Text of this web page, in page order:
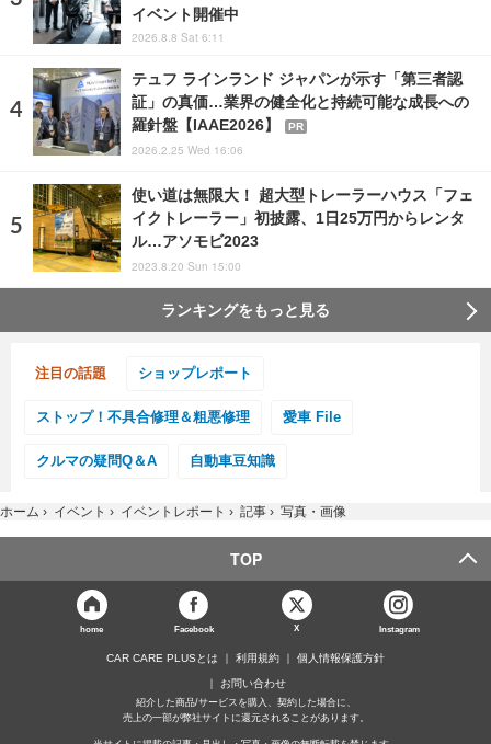
イベント開催中
2026.8.8 Sat 6:11
テュフ ラインランド ジャパンが示す「第三者認
証」の真価…業界の健全化と持続可能な成長への
羅針盤【IAAE2026】
PR
2026.2.25 Wed 16:06
使い道は無限大！ 超大型トレーラーハウス「フェ
イクトレーラー」初披露、1日25万円からレンタ
ル…アソモビ2023
2023.8.20 Sun 15:00
ランキングをもっと見る
注目の話題 ショップレポート
ストップ！不具合修理＆粗悪修理 愛車 File
クルマの疑問Q＆A 自動車豆知識
ホーム › イベント › イベントレポート › 記事 › 写真・画像
TOP
home Facebook X Instagram
CAR CARE PLUSとは 利用規約 個人情報保護方針
お問い合わせ
紹介した商品/サービスを購入、契約した場合に、
売上の一部が弊社サイトに還元されることがあります。